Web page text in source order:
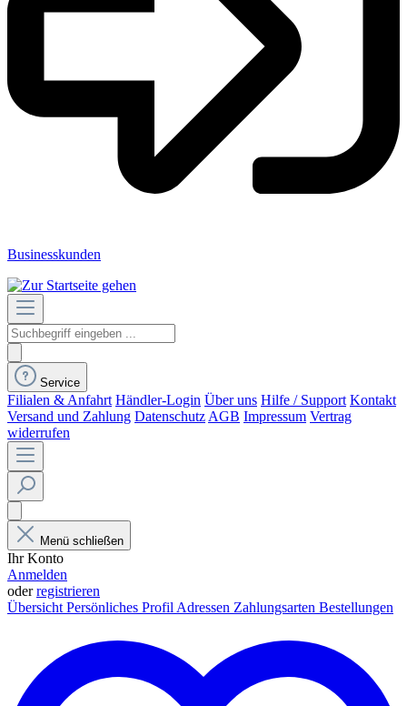
Businesskunden
Service
Filialen & Anfahrt Händler-Login Über uns Hilfe / Support Kontakt
Versand und Zahlung Datenschutz AGB Impressum Vertrag
widerrufen
Menü schließen
Ihr Konto
Anmelden
oderregistrieren
Übersicht Persönliches Profil Adressen Zahlungsarten Bestellungen